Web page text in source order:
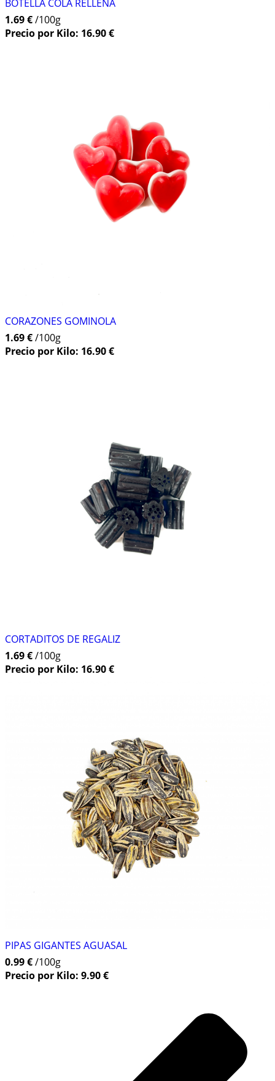
BOTELLA COLA RELLENA
1.69 €/100g
Precio por Kilo: 16.90 €
CORAZONES GOMINOLA
1.69 €/100g
Precio por Kilo: 16.90 €
CORTADITOS DE REGALIZ
1.69 €/100g
Precio por Kilo: 16.90 €
PIPAS GIGANTES AGUASAL
0.99 €/100g
Precio por Kilo: 9.90 €